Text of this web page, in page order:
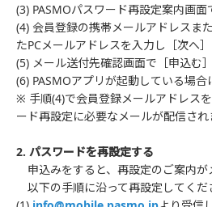
(3) PASMOパスワード再設定案内画
(4) 会員登録の携帯メールアドレスま
たPCメールアドレスを入力し［次へ
(5) メール送付先確認画面で［申込む
(6) PASMOアプリが起動している場
※ 手順(4)で会員登録メールアドレス
ード再設定に必要なメールが配信され
2. パスワードを再設定する
申込みをすると、再設定のご案内が
以下の手順に沿って再設定してくだ